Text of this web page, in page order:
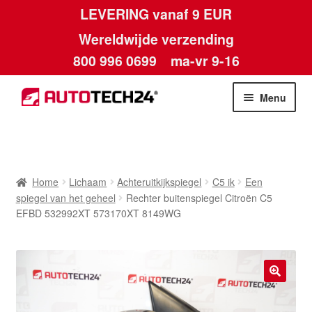
LEVERING vanaf 9 EUR
Wereldwijde verzending
800 996 0699 ma-vr 9-16
Ga
door
Ga
naar
Menu
Algemene voorwaarden
Betalingen
Contact
Home Lichaam Achteruitkijkspiegel C5 ik
Een
spiegel van het geheel
Rechter buitenspiegel Citroën C5
EFBD 532992XT 573170XT 8149WG
🔍